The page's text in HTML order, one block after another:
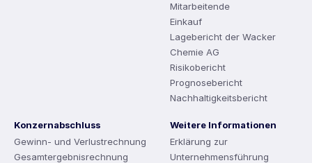
Mitarbeitende
Einkauf
Lagebericht der Wacker
Chemie AG
Risikobericht
Prognosebericht
Nachhaltigkeitsbericht
Konzernabschluss
Gewinn- und Verlustrechnung
Gesamtergebnisrechnung
Weitere Informationen
Erklärung zur
Unternehmensführung